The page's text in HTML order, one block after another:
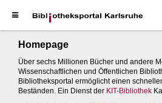
Homepage
Über sechs Millionen Bücher und andere
Wissenschaftlichen und Öffentlichen
Bibliotheksportal ermöglicht einen
Beständen. Ein Dienst der KIT-Bibliothek